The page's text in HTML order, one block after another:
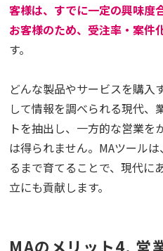
客様は、すでに一定の興味度
お客様のため、受注率・案件
す。
どんな製品やサービスを購入
して情報を調べられる現代、
トを抽出し、一方的な営業を
は得られません。MAツール
るまで育てることで、現代に
立にも貢献します。
MAのメリット4. 営